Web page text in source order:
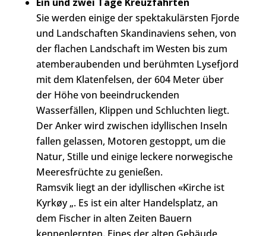
Sie werden einige der spektakulärsten Fjorde
und Landschaften Skandinaviens sehen, von
der flachen Landschaft im Westen bis zum
atemberaubenden und berühmten Lysefjord
mit dem Klatenfelsen, der 604 Meter über
der Höhe von beeindruckenden
Wasserfällen, Klippen und Schluchten liegt.
Der Anker wird zwischen idyllischen Inseln
fallen gelassen, Motoren gestoppt, um die
Natur, Stille und einige leckere norwegische
Meeresfrüchte zu genießen.
Ramsvik liegt an der idyllischen «Kirche ist
Kyrkøy „. Es ist ein alter Handelsplatz, an
dem Fischer in alten Zeiten Bauern
kennenlernten. Eines der alten Gebäude